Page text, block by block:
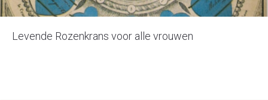
Levende Rozenkrans voor alle vrouwen